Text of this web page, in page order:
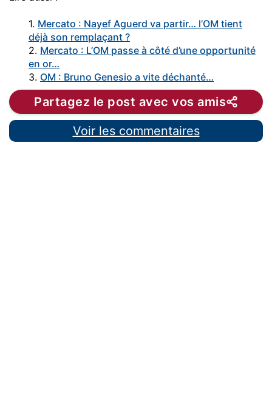
1. Mercato : Nayef Aguerd va partir… l’OM tient
déjà son remplaçant ?
2. Mercato : L’OM passe à côté d’une opportunité
en or…
3. OM : Bruno Genesio a vite déchanté…
Partagez le post avec vos amis
Voir les commentaires